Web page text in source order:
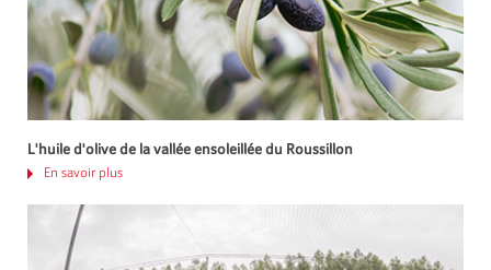
L'huile d'olive de la vallée ensoleillée du Roussillon
En savoir plus